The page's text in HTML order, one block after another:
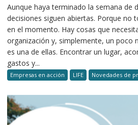
Aunque haya terminado la semana de
decisiones siguen abiertas. Porque no
en el momento. Hay cosas que
organización y, simplemente, un poco
es una de ellas. Encontrar un lugar,
gastos y...
Empresas en acción LIFE Novedades de